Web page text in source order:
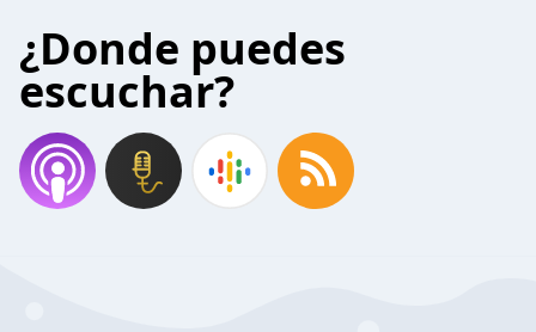
¿Donde puedes
escuchar?